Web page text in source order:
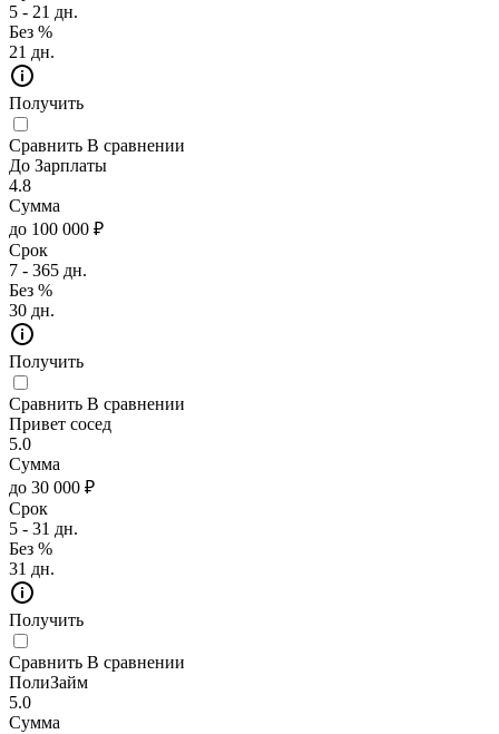
5 - 21 дн.
Без %
21 дн.
Получить
Сравнить В сравнении
До Зарплаты
4.8
Сумма
до 100 000 ₽
Срок
7 - 365 дн.
Без %
30 дн.
Получить
Сравнить В сравнении
Привет сосед
5.0
Сумма
до 30 000 ₽
Срок
5 - 31 дн.
Без %
31 дн.
Получить
Сравнить В сравнении
ПолиЗайм
5.0
Сумма